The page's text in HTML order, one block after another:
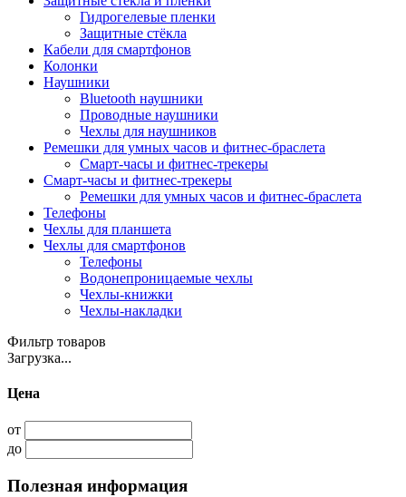
Гидрогелевые пленки
Защитные стёкла
Кабели для смартфонов
Колонки
Наушники
Bluetooth наушники
Проводные наушники
Чехлы для наушников
Ремешки для умных часов и фитнес-браслета
Смарт-часы и фитнес-трекеры
Смарт-часы и фитнес-трекеры
Ремешки для умных часов и фитнес-браслета
Телефоны
Чехлы для планшета
Чехлы для смартфонов
Телефоны
Водонепроницаемые чехлы
Чехлы-книжки
Чехлы-накладки
Фильтр товаров
Загрузка...
Цена
от
до
Полезная информация